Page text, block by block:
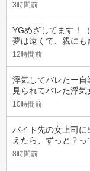
3時間前
YGめざしてます！
夢は遠くて、親にも
12時間前
浮気してバレたー自
見られてバレた浮気
10時間前
バイト先の女上司
えたら、ずっと？っ
8時間前